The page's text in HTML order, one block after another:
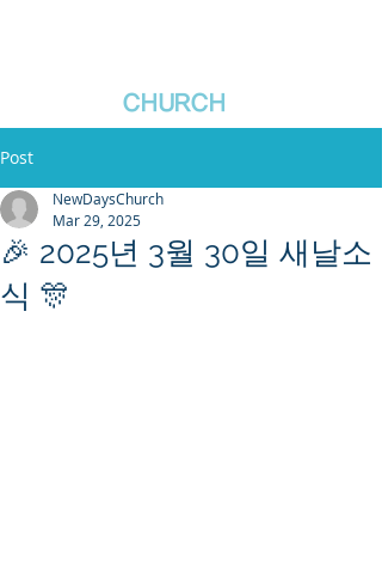
CHURCH
Post
🎉 2025년 3월 30일 새날소
식 🎊
NewDaysChurch
Mar 29, 2025